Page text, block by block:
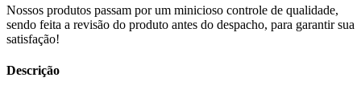
Nossos produtos passam por um minicioso controle de qualidade,
sendo feita a revisão do produto antes do despacho, para garantir sua
satisfação!
Descrição